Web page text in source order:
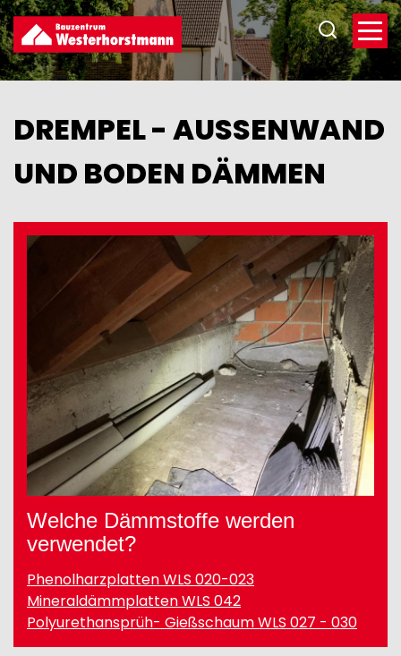
Direkt
zum
Inhalt
DREMPEL - AUSSENWAND U
ND BODEN DÄMMEN
Image
Welche Dämmstoffe werden
verwendet?
Phenolharzplatten WLS 020-023
Mineraldämmplatten WLS 042
Polyurethansprüh- Gießschaum WLS 027 - 030